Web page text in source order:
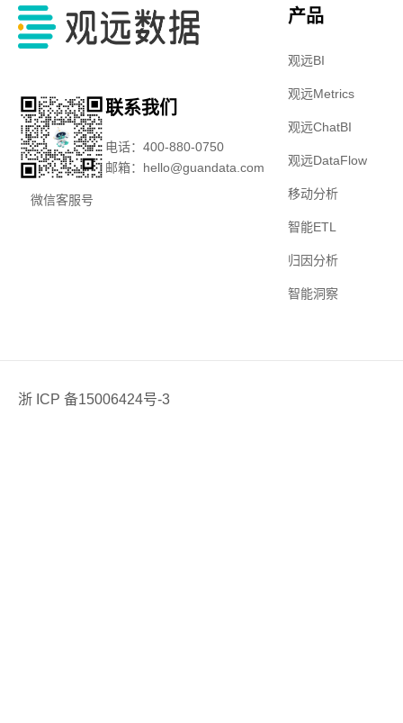
微信客服号
联系我们
电话：400-880-0750
邮箱：hello@guandata.com
产品
观远BI
观远Metrics
观远ChatBI
观远DataFlow
移动分析
智能ETL
归因分析
智能洞察
浙 ICP 备15006424号-3